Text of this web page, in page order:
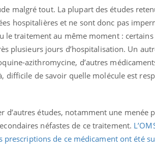
malgré tout. La plupart des études
hospitalières et ne sont donc pas
le traitement au même moment : certains
plusieurs jours d’hospitalisation. Un
azithromycine, d’autres
difficile de savoir quelle molécule est
études, notamment une menée
néfastes de ce traitement.
prescriptions de ce médicament ont été
et, pour de
atteintes de
de questions, de
faciliter l’accès à
préventive
Un établissement lié
mutualiste innove en